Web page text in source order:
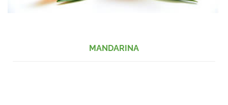
MANDARINA